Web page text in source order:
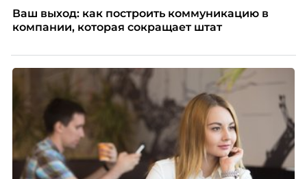
Ваш выход: как построить коммуникацию в
компании, которая сокращает штат